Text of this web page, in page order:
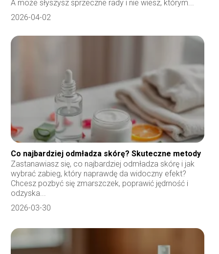
A może słyszysz sprzeczne rady i nie wiesz, którym...
2026-04-02
Co najbardziej odmładza skórę? Skuteczne metody
Zastanawiasz się, co najbardziej odmładza skórę i jak
wybrać zabieg, który naprawdę da widoczny efekt?
Chcesz pozbyć się zmarszczek, poprawić jędrność i
odzyska...
2026-03-30